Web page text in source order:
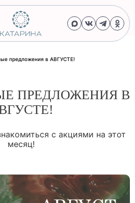
предложения в АВГУСТЕ!
ПРЕДЛОЖЕНИЯ В
с акциями на этот
месяц!